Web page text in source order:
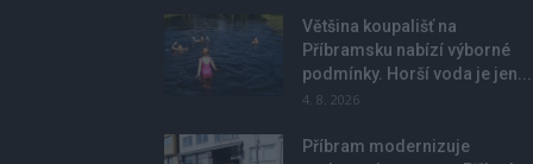
Většina koupališť na
Příbramsku nabízí výborné
podmínky. Horší voda je jen...
4. 8. 2026
Příbram modernizuje